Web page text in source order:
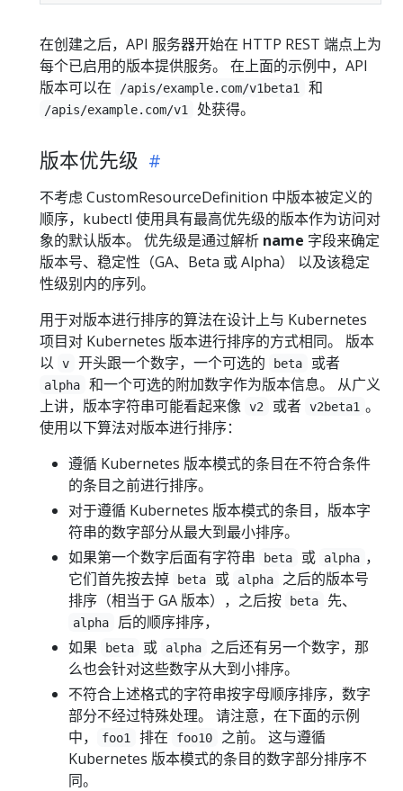
在创建之后，API 服务器开始在 HTTP REST 端点上为
每个已启用的版本提供服务。 在上面的示例中，API
版本可以在
/apis/example.com/v1beta1 和
/apis/example.com/v1 处获得。
版本优先级
不考虑 CustomResourceDefinition 中版本被定义的
顺序，kubectl 使用具有最高优先级的版本作为访问对
象的默认版本。 优先级是通过解析 name 字段来确定
版本号、稳定性（GA、Beta 或 Alpha） 以及该稳定
性级别内的序列。
用于对版本进行排序的算法在设计上与 Kubernetes
项目对 Kubernetes 版本进行排序的方式相同。 版本
以
v 开头跟一个数字，一个可选的 beta 或者
alpha
和一个可选的附加数字作为版本信息。 从广义
上讲，版本字符串可能看起来像
v2 或者 v2beta1 。
使用以下算法对版本进行排序：
遵循 Kubernetes 版本模式的条目在不符合条件
的条目之前进行排序。
对于遵循 Kubernetes 版本模式的条目，版本字
符串的数字部分从最大到最小排序。
如果第一个数字后面有字符串
beta 或 alpha ，
它们首先按去掉
beta 或 alpha
之后的版本号
排序（相当于 GA 版本），之后按
beta 先、
alpha
后的顺序排序，
如果
beta 或 alpha
之后还有另一个数字，那
么也会针对这些数字从大到小排序。
不符合上述格式的字符串按字母顺序排序，数字
部分不经过特殊处理。 请注意，在下面的示例
中，
foo1 排在 foo10
之前。 这与遵循
Kubernetes 版本模式的条目的数字部分排序不
同。